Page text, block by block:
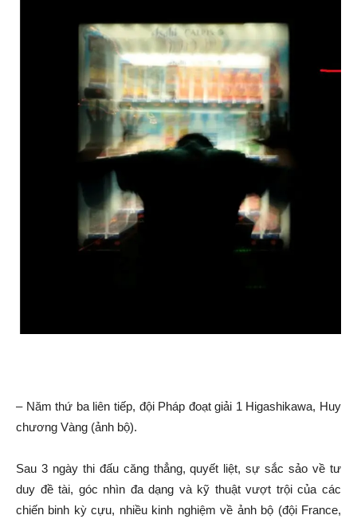
– Năm thứ ba liên tiếp, đội Pháp đoạt giải 1 Higashikawa, Huy
chương Vàng (ảnh bộ).
Sau 3 ngày thi đấu căng thẳng, quyết liệt, sự sắc sảo về tư
duy đề tài, góc nhìn đa dạng và kỹ thuật vượt trội của các
chiến binh kỳ cựu, nhiều kinh nghiệm về ảnh bộ (đội France,